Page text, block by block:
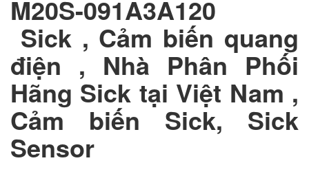
M20S-091A3A120​
Sick , Cảm biến quang
điện , Nhà Phân Phối
Hãng Sick tại Việt Nam ,
Cảm biến Sick, Sick
Sensor